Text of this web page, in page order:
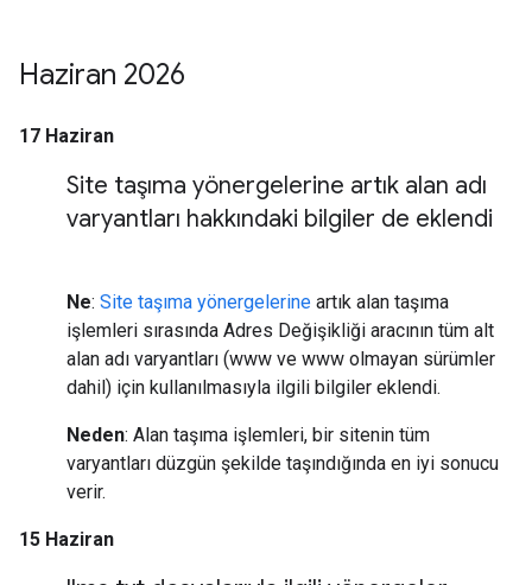
Haziran 2026
17 Haziran
Site taşıma yönergelerine artık alan adı
varyantları hakkındaki bilgiler de eklendi
Ne: Site taşıma yönergelerine artık alan taşıma
işlemleri sırasında Adres Değişikliği aracının tüm alt
alan adı varyantları (www ve www olmayan sürümler
dahil) için kullanılmasıyla ilgili bilgiler eklendi.
Neden: Alan taşıma işlemleri, bir sitenin tüm
varyantları düzgün şekilde taşındığında en iyi sonucu
verir.
15 Haziran